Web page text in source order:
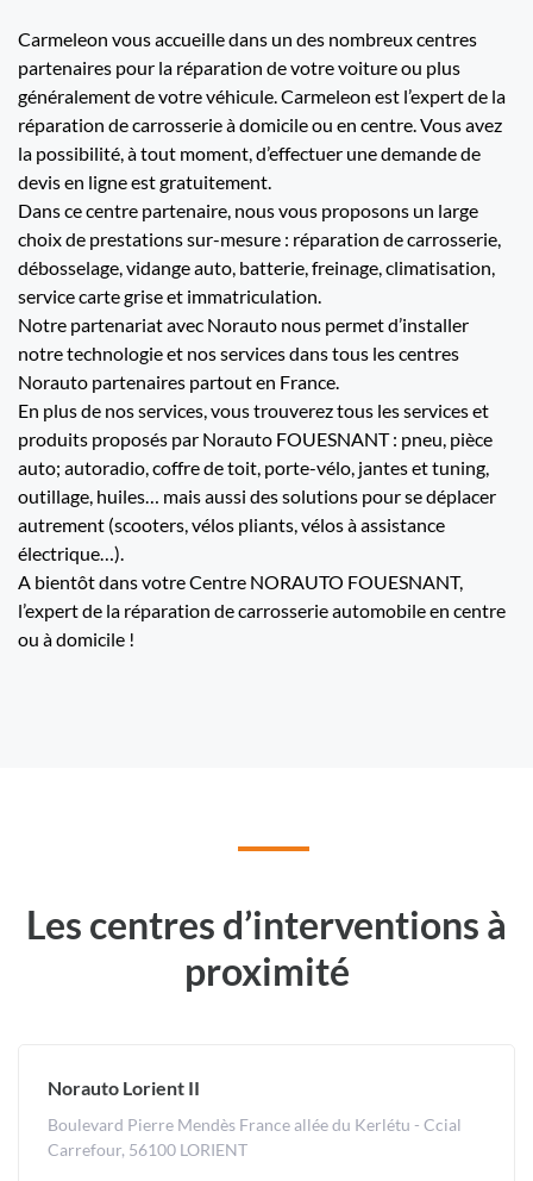
Carmeleon vous accueille dans un des nombreux centres
partenaires pour la réparation de votre voiture ou plus
généralement de votre véhicule. Carmeleon est l’expert de la
réparation de carrosserie à domicile ou en centre. Vous avez
la possibilité, à tout moment, d’effectuer une demande de
devis en ligne est gratuitement.
Dans ce centre partenaire, nous vous proposons un large
choix de prestations sur-mesure : réparation de carrosserie,
débosselage, vidange auto, batterie, freinage, climatisation,
service carte grise et immatriculation.
Notre partenariat avec Norauto nous permet d’installer
notre technologie et nos services dans tous les centres
Norauto partenaires partout en France.
En plus de nos services, vous trouverez tous les services et
produits proposés par Norauto FOUESNANT : pneu, pièce
auto; autoradio, coffre de toit, porte-vélo, jantes et tuning,
outillage, huiles… mais aussi des solutions pour se déplacer
autrement (scooters, vélos pliants, vélos à assistance
électrique…).
A bientôt dans votre Centre NORAUTO FOUESNANT,
l’expert de la réparation de carrosserie automobile en centre
ou à domicile !
Les centres d’interventions à
proximité
Norauto Lorient II
Boulevard Pierre Mendès France allée du Kerlétu - Ccial
Carrefour, 56100 LORIENT